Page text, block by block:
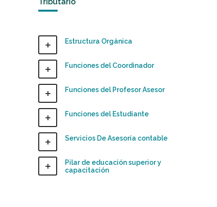
Estructura Orgánica
Funciones del Coordinador
Funciones del Profesor Asesor
Funciones del Estudiante
Servicios De Asesoría contable
Pilar de educación superior y
capacitación